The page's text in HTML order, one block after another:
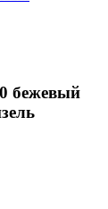
бежевый